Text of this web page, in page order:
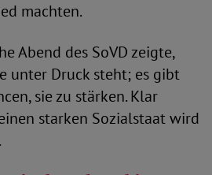
machten.
Abend des SoVD zeigte,
unter Druck steht; es gibt
sie zu stärken. Klar
starken Sozialstaat wird